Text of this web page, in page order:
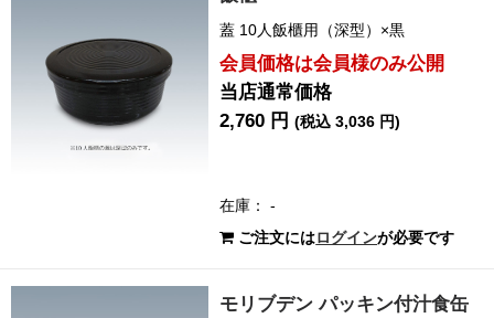
蓋 10人飯櫃用（深型）×黒
会員価格は会員様のみ公開
当店通常価格
2,760 円(税込 3,036 円)
在庫： -
ご注文にはログインが必要です
モリブデン パッキン付汁食缶